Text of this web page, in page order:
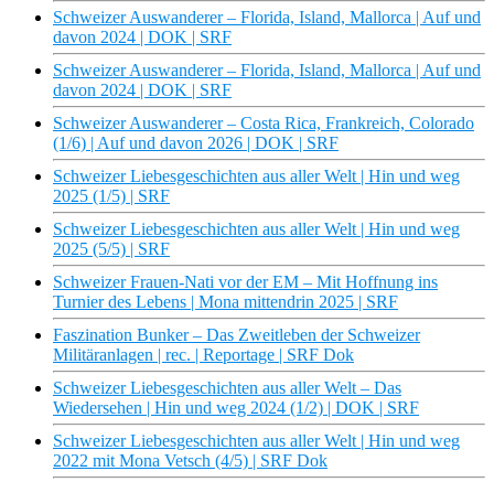
Schweizer Auswanderer – Florida, Island, Mallorca | Auf und
davon 2024 | DOK | SRF
Schweizer Auswanderer – Florida, Island, Mallorca | Auf und
davon 2024 | DOK | SRF
Schweizer Auswanderer – Costa Rica, Frankreich, Colorado
(1/6) | Auf und davon 2026 | DOK | SRF
Schweizer Liebesgeschichten aus aller Welt | Hin und weg
2025 (1/5) | SRF
Schweizer Liebesgeschichten aus aller Welt | Hin und weg
2025 (5/5) | SRF
Schweizer Frauen-Nati vor der EM – Mit Hoffnung ins
Turnier des Lebens | Mona mittendrin 2025 | SRF
Faszination Bunker – Das Zweitleben der Schweizer
Militäranlagen | rec. | Reportage | SRF Dok
Schweizer Liebesgeschichten aus aller Welt – Das
Wiedersehen | Hin und weg 2024 (1/2) | DOK | SRF
Schweizer Liebesgeschichten aus aller Welt | Hin und weg
2022 mit Mona Vetsch (4/5) | SRF Dok